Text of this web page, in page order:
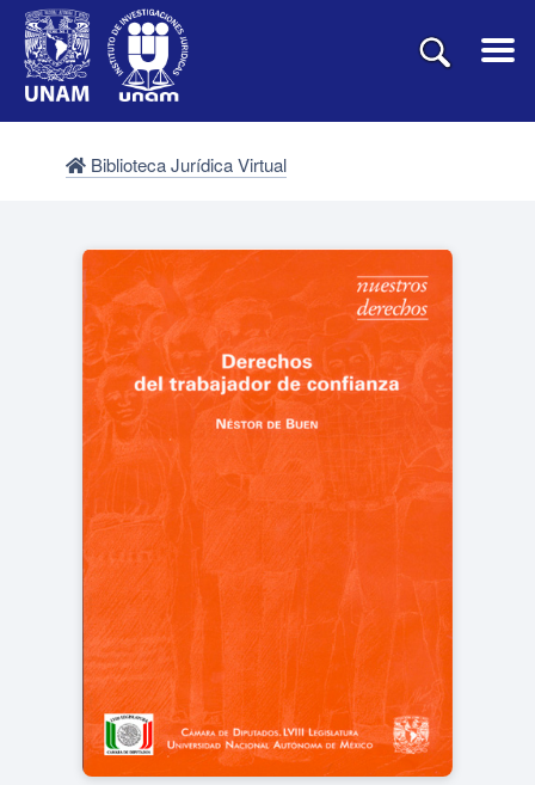
Biblioteca Jurídica Virtual